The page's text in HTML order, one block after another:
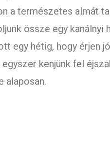
a természetes almát
össze egy kanálnyi
egy hétig, hogy érjen
kenjünk fel
alaposan.